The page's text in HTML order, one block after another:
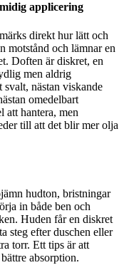
applicering
direkt hur lätt och
motstånd och lämnar en
Doften är diskret, en
men aldrig
nästan viskande
omedelbart
att hantera, men
till att det blir mer olja
hudton, bristningar
in både ben och
Huden får en diskret
steg efter duschen eller
torr. Ett tips är att
absorption.